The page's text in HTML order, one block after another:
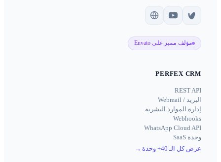
مؤلف مميز على Envato
PERFEX CRM
REST API
البريد / Webmail
إدارة الموارد البشرية
Webhooks
WhatsApp Cloud API
وحدة SaaS
عرض كل الـ 40+ وحدة
→